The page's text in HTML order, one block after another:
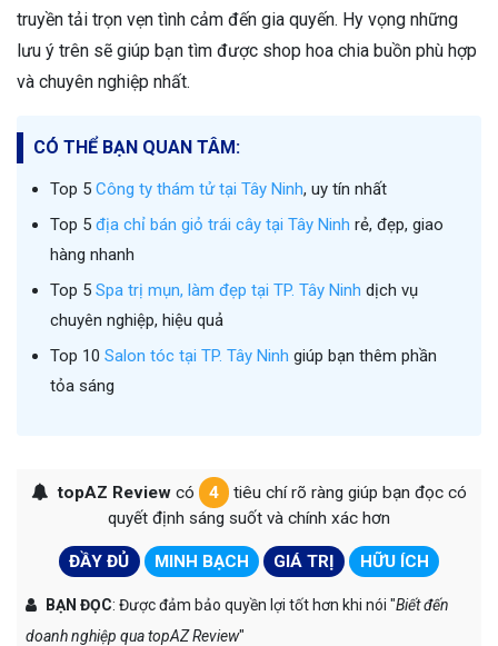
truyền tải trọn vẹn tình cảm đến gia quyến. Hy vọng những
lưu ý trên sẽ giúp bạn tìm được shop hoa chia buồn phù hợp
và chuyên nghiệp nhất.
CÓ THỂ BẠN QUAN TÂM:
Top 5 Công ty thám tử tại Tây Ninh, uy tín nhất
Top 5 địa chỉ bán giỏ trái cây tại Tây Ninh rẻ, đẹp, giao
hàng nhanh
Top 5 Spa trị mụn, làm đẹp tại TP. Tây Ninh dịch vụ
chuyên nghiệp, hiệu quả
Top 10 Salon tóc tại TP. Tây Ninh giúp bạn thêm phần
tỏa sáng
topAZ Reviewcó 4
tiêu chí rõ ràng giúp bạn đọc có
quyết định sáng suốt và chính xác hơn
ĐẦY ĐỦ MINH BẠCH GIÁ TRỊ HỮU ÍCH
BẠN ĐỌC: Được đảm bảo quyền lợi tốt hơn khi nói "Biết đến
doanh nghiệp qua topAZ Review"